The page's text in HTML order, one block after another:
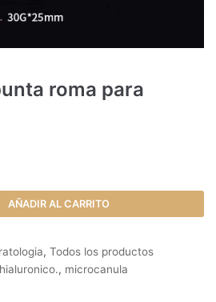
roma para
AÑADIR AL CARRITO
, Todos los productos
hialuronico., microcanula